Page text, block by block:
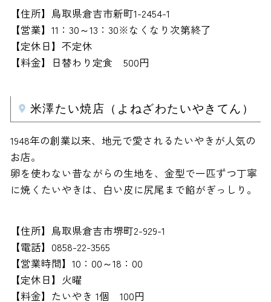
【住所】鳥取県倉吉市新町1-2454-1
【営業】11：30～13：30※なくなり次第終了
【定休日】不定休
【料金】日替わり定食 500円
米澤たい焼店（よねざわたいやきてん）
1948年の創業以来、地元で愛されるたいやきが人気の
お店。
卵を使わない昔ながらの生地を、金型で一匹ずつ丁寧
に焼くたいやきは、白い皮に尻尾まで餡がぎっしり。
【住所】鳥取県倉吉市堺町2-929-1
【電話】0858-22-3565
【営業時間】10：00～18：00
【定休日】火曜
【料金】たいやき 1個 100円